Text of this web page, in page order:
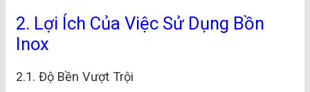
2. Lợi Ích Của Việc Sử Dụng Bồn
Inox
2.1. Độ Bền Vượt Trội